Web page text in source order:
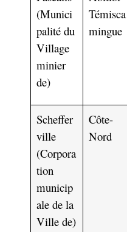
(Munici
palité du
Village
minier
de)
Témisca
mingue
Scheffer
ville
(Corpora
tion
municip
ale de la
Ville de)
Côte-
Nord